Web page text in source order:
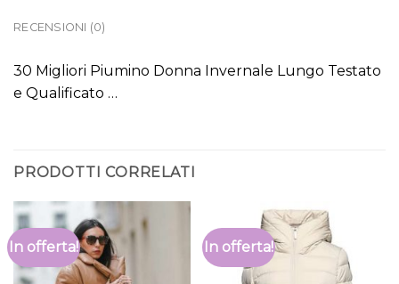
RECENSIONI (0)
30 Migliori Piumino Donna Invernale Lungo Testato
e Qualificato …
PRODOTTI CORRELATI
In offerta! In offerta!